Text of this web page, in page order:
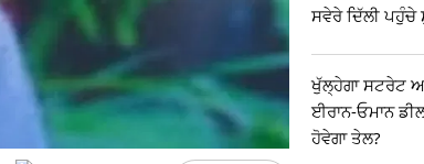
ਸਵੇਰੇ ਦਿੱਲੀ ਪਹੁੰਚੇ
ਖੁੱਲ੍ਹੇਗਾ ਸਟਰੇਟ
ਈਰਾਨ-ਓਮਾਨ
ਹੋਵੇਗਾ ਤੇਲ?